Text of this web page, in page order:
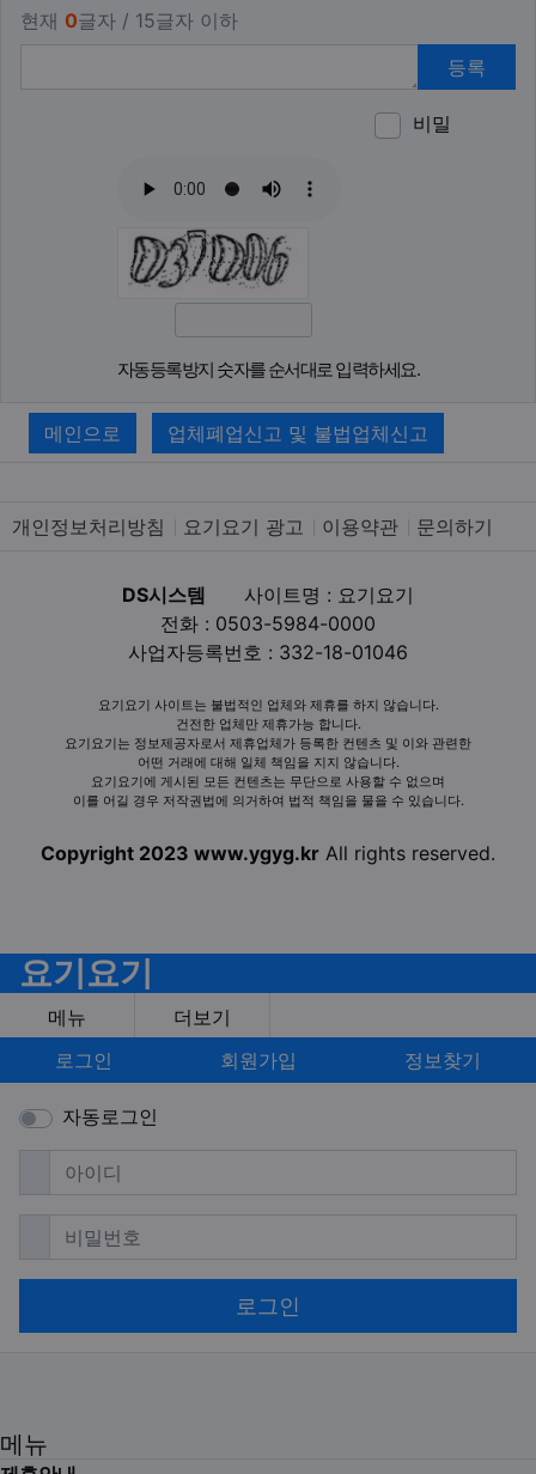
현재 0글자 / 15글자 이하
등록
비밀
자동등록방지 숫자를 순서대로 입력하세요.
메인으로 업체폐업신고 및 불법업체신고
개인정보처리방침 요기요기 광고 이용약관 문의하기
DS시스템
사이트명 : 요기요기
전화 : 0503-5984-0000
사업자등록번호 : 332-18-01046
요기요기 사이트는 불법적인 업체와 제휴를 하지 않습니다.
건전한 업체만 제휴가능 합니다.
요기요기는 정보제공자로서 제휴업체가 등록한 컨텐츠 및 이와 관련한
어떤 거래에 대해 일체 책임을 지지 않습니다.
요기요기에 게시된 모든 컨텐츠는 무단으로 사용할 수 없으며
이를 어길 경우 저작권법에 의거하여 법적 책임을 물을 수 있습니다.
Copyright 2023 www.ygyg.kr All rights reserved.
요기요기
메뉴
더보기
로그인
회원가입 정보찾기
자동로그인
아이디 필수
비밀번호필수
로그인
메뉴